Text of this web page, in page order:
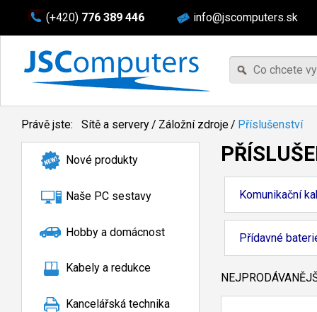
(+420) 776 389 446 info@jscomputers.sk
Právě jste: Sítě a servery/ Záložní zdroje/ Příslušenství
Nové produkty
Naše PC sestavy
Hobby a domácnost
Kabely a redukce
Kancelářská technika
Komunikační
Přídavné